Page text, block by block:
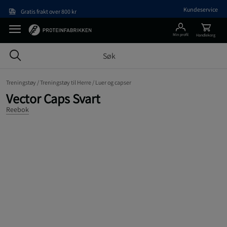
Gratis frakt over 800 kr Kundeservice
Min profil Handlekorg
Treningstøy /Treningstøy til Herre / Luer og capser
Vector Caps Svart
Reebok